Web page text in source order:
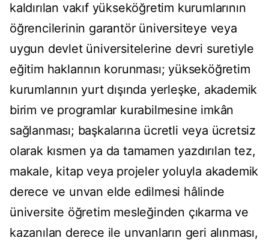
kaldırılan vakıf yükseköğretim kurumlarının
öğrencilerinin garantör üniversiteye veya
uygun devlet üniversitelerine devri suretiyle
eğitim haklarının korunması; yükseköğretim
kurumlarının yurt dışında yerleşke, akademik
birim ve programlar kurabilmesine imkân
sağlanması; başkalarına ücretli veya ücretsiz
olarak kısmen ya da tamamen yazdırılan tez,
makale, kitap veya projeler yoluyla akademik
derece ve unvan elde edilmesi hâlinde
üniversite öğretim mesleğinden çıkarma ve
kazanılan derece ile unvanların geri alınması,